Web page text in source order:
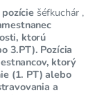
šéfkuchár ,
ktorú
3.PT). Pozícia
ktorý
(1. PT) alebo
a